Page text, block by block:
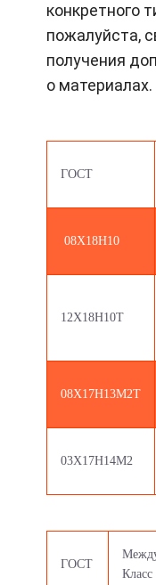
конкретного
пожалуйста,
получения
о материалах.
ГОСТ
08X18H10
12X18H10T
08X17H13M2T
03X17H14M2
ГОСТ
Класс